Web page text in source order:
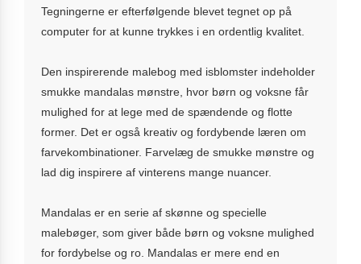
Tegningerne er efterfølgende blevet tegnet op på
computer for at kunne trykkes i en ordentlig kvalitet.
Den inspirerende malebog med isblomster indeholder
smukke mandalas mønstre, hvor børn og voksne får
mulighed for at lege med de spændende og flotte
former. Det er også kreativ og fordybende læren om
farvekombinationer. Farvelæg de smukke mønstre og
lad dig inspirere af vinterens mange nuancer.
Mandalas er en serie af skønne og specielle
malebøger, som giver både børn og voksne mulighed
for fordybelse og ro. Mandalas er mere end en